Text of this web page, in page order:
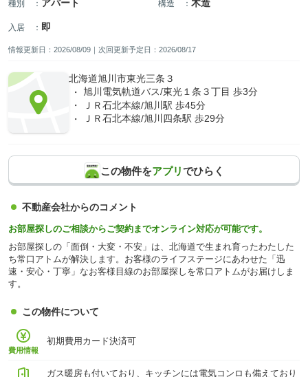
種別 ： アパート 構造 ： 木造
入居 ： 即
情報更新日：2026/08/09｜次回更新予定日：2026/08/17
北海道旭川市東光三条３
旭川電気軌道バス/東光１条３丁目 歩3分
ＪＲ石北本線/旭川駅 歩45分
ＪＲ石北本線/旭川四条駅 歩29分
この物件をアプリでひらく
不動産会社からのコメント
お部屋探しのご相談からご契約までオンライン対応が可能です。
お部屋探しの「面倒・大変・不安」は、北海道で生まれ育ったわたした
ち常口アトムが解決します。お客様のライフステージにあわせた「迅
速・安心・丁寧」なお客様目線のお部屋探しを常口アトムがお届けしま
す。
この物件について
費用情報
初期費用カード決済可
ガス暖房も付いており、キッチンには電気コンロも備えており